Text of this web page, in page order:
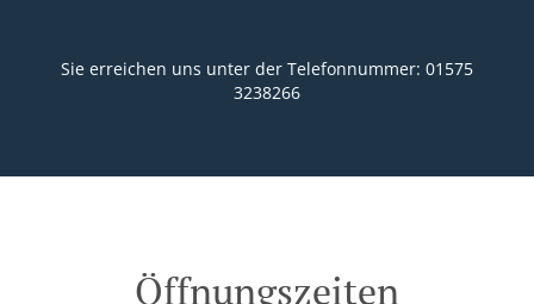
Sie erreichen uns unter der Telefonnummer: 01575
3238266
Öffnungszeiten